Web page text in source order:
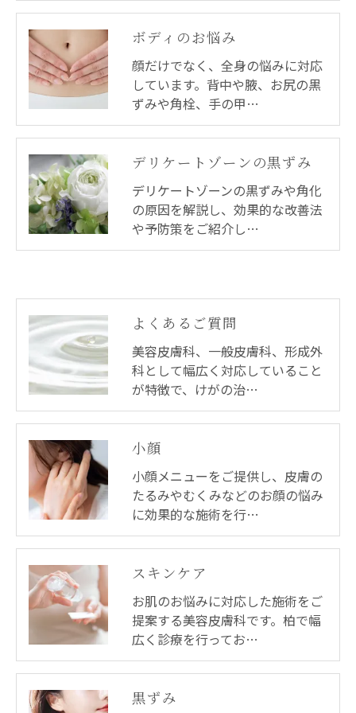
ボディのお悩み
顔だけでなく、全身の悩みに対応
しています。背中や腋、お尻の黒
ずみや角栓、手の甲…
デリケートゾーンの黒ずみ
デリケートゾーンの黒ずみや角化
の原因を解説し、効果的な改善法
や予防策をご紹介し…
よくあるご質問
美容皮膚科、一般皮膚科、形成外
科として幅広く対応していること
が特徴で、けがの治…
小顔
小顔メニューをご提供し、皮膚の
たるみやむくみなどのお顔の悩み
に効果的な施術を行…
スキンケア
お肌のお悩みに対応した施術をご
提案する美容皮膚科です。柏で幅
広く診療を行ってお…
黒ずみ